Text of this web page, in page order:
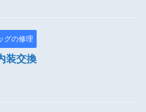
グの修理
装交換